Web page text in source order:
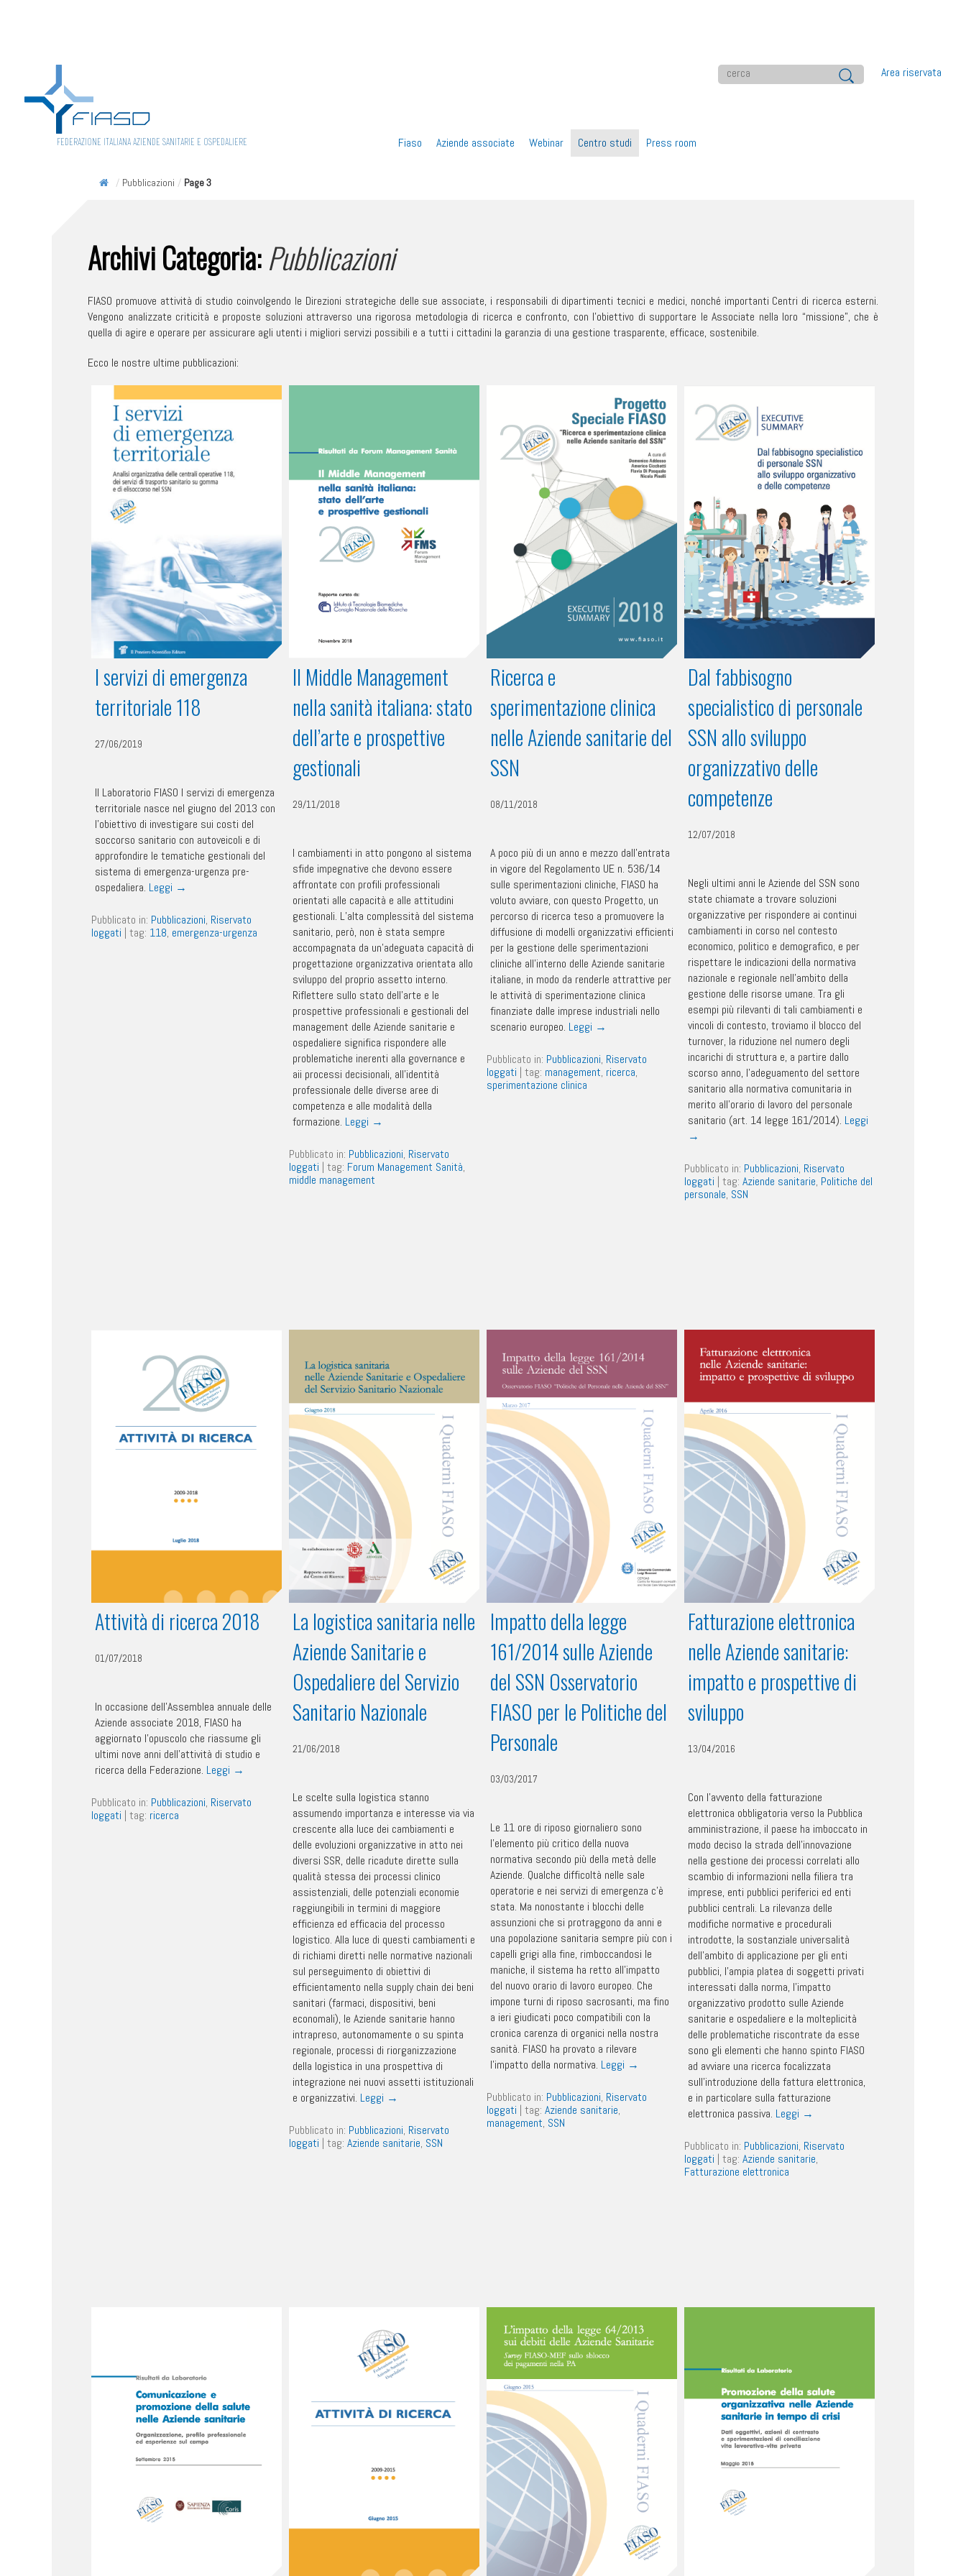
Area riservata
FEDERAZIONE ITALIANA AZIENDE SANITARIE E OSPEDALIERE
Vai
Fiaso Aziende associate Webinar Centro studi Press room
/ Pubblicazioni / Page 3
Archivi Categoria:Pubblicazioni
FIASO promuove attività di studio coinvolgendo le Direzioni strategiche delle sue associate, i responsabili di dipartimenti tecnici e medici, nonché importanti Centri di ricerca esterni.
Vengono analizzate criticità e proposte soluzioni attraverso una rigorosa metodologia di ricerca e confronto, con l’obiettivo di supportare le Associate nella loro “missione”, che è
quella di agire e operare per assicurare agli utenti i migliori servizi possibili e a tutti i cittadini la garanzia di una gestione trasparente, efficace, sostenibile.
Ecco le nostre ultime pubblicazioni:
I servizi di emergenza
territoriale 118
27/06/2019
Il Laboratorio FIASO I servizi di emergenza
territoriale nasce nel giugno del 2013 con
l’obiettivo di investigare sui costi del
soccorso sanitario con autoveicoli e di
approfondire le tematiche gestionali del
sistema di emergenza-urgenza pre-
ospedaliera. Leggi →
Pubblicato in: Pubblicazioni, Riservato
loggati | tag: 118, emergenza-urgenza
Il Middle Management
nella sanità italiana: stato
dell’arte e prospettive
gestionali
29/11/2018
I cambiamenti in atto pongono al sistema
sfide impegnative che devono essere
affrontate con profili professionali
orientati alle capacità e alle attitudini
gestionali. L’alta complessità del sistema
sanitario, però, non è stata sempre
accompagnata da un’adeguata capacità di
progettazione organizzativa orientata allo
sviluppo del proprio assetto interno.
Riflettere sullo stato dell’arte e le
prospettive professionali e gestionali del
management delle Aziende sanitarie e
ospedaliere significa rispondere alle
problematiche inerenti alla governance e
aii processi decisionali, all’identità
professionale delle diverse aree di
competenza e alle modalità della
formazione. Leggi →
Pubblicato in: Pubblicazioni, Riservato
loggati | tag: Forum Management Sanità,
middle management
Ricerca e
sperimentazione clinica
nelle Aziende sanitarie del
SSN
08/11/2018
A poco più di un anno e mezzo dall’entrata
in vigore del Regolamento UE n. 536/14
sulle sperimentazioni cliniche, FIASO ha
voluto avviare, con questo Progetto, un
percorso di ricerca teso a promuovere la
diffusione di modelli organizzativi efficienti
per la gestione delle sperimentazioni
cliniche all’interno delle Aziende sanitarie
italiane, in modo da renderle attrattive per
le attività di sperimentazione clinica
finanziate dalle imprese industriali nello
scenario europeo. Leggi →
Pubblicato in: Pubblicazioni, Riservato
loggati | tag: management, ricerca,
sperimentazione clinica
Dal fabbisogno
specialistico di personale
SSN allo sviluppo
organizzativo delle
competenze
12/07/2018
Negli ultimi anni le Aziende del SSN sono
state chiamate a trovare soluzioni
organizzative per rispondere ai continui
cambiamenti in corso nel contesto
economico, politico e demografico, e per
rispettare le indicazioni della normativa
nazionale e regionale nell’ambito della
gestione delle risorse umane. Tra gli
esempi più rilevanti di tali cambiamenti e
vincoli di contesto, troviamo il blocco del
turnover, la riduzione nel numero degli
incarichi di struttura e, a partire dallo
scorso anno, l’adeguamento del settore
sanitario alla normativa comunitaria in
merito all’orario di lavoro del personale
sanitario (art. 14 legge 161/2014). Leggi
→
Pubblicato in: Pubblicazioni, Riservato
loggati | tag: Aziende sanitarie, Politiche del
personale, SSN
Attività di ricerca 2018
01/07/2018
In occasione dell’Assemblea annuale delle
Aziende associate 2018, FIASO ha
aggiornato l’opuscolo che riassume gli
ultimi nove anni dell’attività di studio e
ricerca della Federazione. Leggi →
Pubblicato in: Pubblicazioni, Riservato
loggati | tag: ricerca
La logistica sanitaria nelle
Aziende Sanitarie e
Ospedaliere del Servizio
Sanitario Nazionale
21/06/2018
Le scelte sulla logistica stanno
assumendo importanza e interesse via via
crescente alla luce dei cambiamenti e
delle evoluzioni organizzative in atto nei
diversi SSR, delle ricadute dirette sulla
qualità stessa dei processi clinico
assistenziali, delle potenziali economie
raggiungibili in termini di maggiore
efficienza ed efficacia del processo
logistico. Alla luce di questi cambiamenti e
di richiami diretti nelle normative nazionali
sul perseguimento di obiettivi di
efficientamento nella supply chain dei beni
sanitari (farmaci, dispositivi, beni
economali), le Aziende sanitarie hanno
intrapreso, autonomamente o su spinta
regionale, processi di riorganizzazione
della logistica in una prospettiva di
integrazione nei nuovi assetti istituzionali
e organizzativi. Leggi →
Pubblicato in: Pubblicazioni, Riservato
loggati | tag: Aziende sanitarie, SSN
Impatto della legge
161/2014 sulle Aziende
del SSN Osservatorio
FIASO per le Politiche del
Personale
03/03/2017
Le 11 ore di riposo giornaliero sono
l’elemento più critico della nuova
normativa secondo più della metà delle
Aziende. Qualche difficoltà nelle sale
operatorie e nei servizi di emergenza c’è
stata. Ma nonostante i blocchi delle
assunzioni che si protraggono da anni e
una popolazione sanitaria sempre più con i
capelli grigi alla fine, rimboccandosi le
maniche, il sistema ha retto all’impatto
del nuovo orario di lavoro europeo. Che
impone turni di riposo sacrosanti, ma fino
a ieri giudicati poco compatibili con la
cronica carenza di organici nella nostra
sanità. FIASO ha provato a rilevare
l’impatto della normativa. Leggi →
Pubblicato in: Pubblicazioni, Riservato
loggati | tag: Aziende sanitarie,
management, SSN
Fatturazione elettronica
nelle Aziende sanitarie:
impatto e prospettive di
sviluppo
13/04/2016
Con l’avvento della fatturazione
elettronica obbligatoria verso la Pubblica
amministrazione, il paese ha imboccato in
modo deciso la strada dell’innovazione
nella gestione dei processi correlati allo
scambio di informazioni nella filiera tra
imprese, enti pubblici periferici ed enti
pubblici centrali. La rilevanza delle
modifiche normative e procedurali
introdotte, la sostanziale universalità
dell’ambito di applicazione per gli enti
pubblici, l’ampia platea di soggetti privati
interessati dalla norma, l’impatto
organizzativo prodotto sulle Aziende
sanitarie e ospedaliere e la molteplicità
delle problematiche riscontrate da esse
sono gli elementi che hanno spinto FIASO
ad avviare una ricerca focalizzata
sull’introduzione della fattura elettronica,
e in particolare sulla fatturazione
elettronica passiva. Leggi →
Pubblicato in: Pubblicazioni, Riservato
loggati | tag: Aziende sanitarie,
Fatturazione elettronica